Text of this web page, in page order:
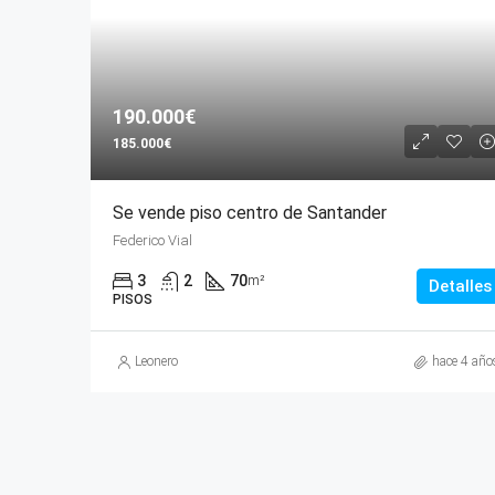
190.000€
185.000€
Se vende piso centro de Santander
Federico Vial
3 2 70m²
PISOS
Detalles
Leonero hace 4